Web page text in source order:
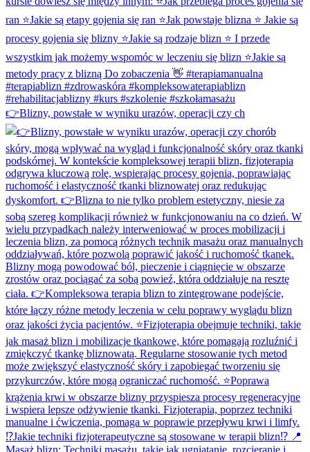
👉Blizny, powstałe w wyniku urazów, operacji czy ch